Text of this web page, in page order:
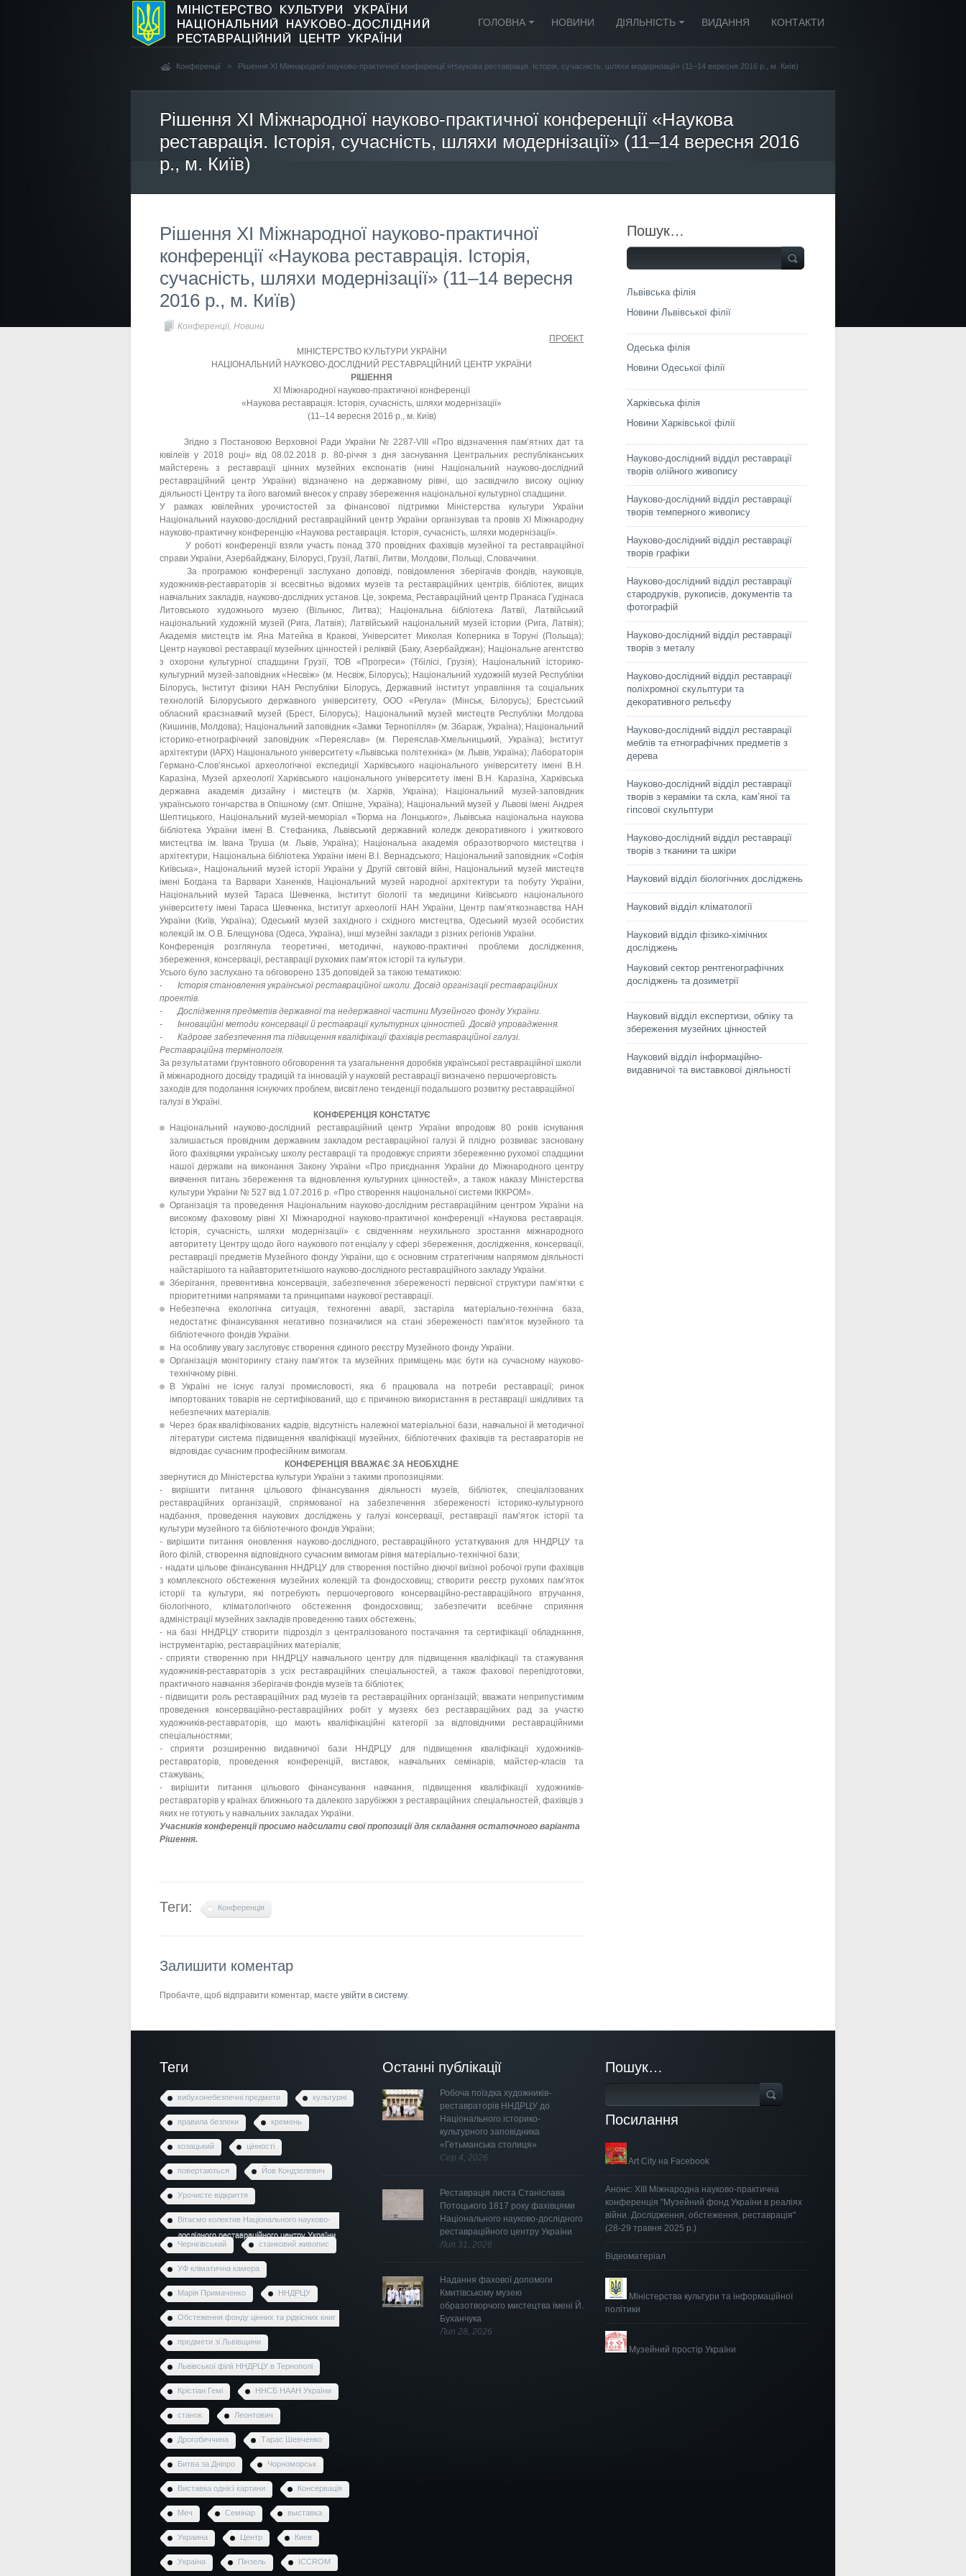
ГОЛОВНА НОВИНИ ДІЯЛЬНІСТЬ ВИДАННЯ КОНТАКТИ
Конференції > Рішення ХІ Міжнародної науково-практичної конференції «Наукова реставрація. Історія, сучасність, шляхи модернізації» (11–14 вересня 2016 р., м. Київ)
Рішення ХІ Міжнародної науково-практичної конференції «Наукова
реставрація. Історія, сучасність, шляхи модернізації» (11–14 вересня 2016
р., м. Київ)
Рішення ХІ Міжнародної науково-практичної
конференції «Наукова реставрація. Історія,
сучасність, шляхи модернізації» (11–14 вересня
2016 р., м. Київ)
Конференції, Новини
ПРОЕКТ
МІНІСТЕРСТВО КУЛЬТУРИ УКРАЇНИ
НАЦІОНАЛЬНИЙ НАУКОВО-ДОСЛІДНИЙ РЕСТАВРАЦІЙНИЙ ЦЕНТР УКРАЇНИ
РІШЕННЯ
ХІ Міжнародної науково-практичної конференції
«Наукова реставрація. Історія, сучасність, шляхи модернізації»
(11–14 вересня 2016 р., м. Київ)
Згідно з Постановою Верховної Ради України № 2287-VIII «Про відзначення пам’ятних дат та
ювілеїв у 2018 році» від 08.02.2018 р. 80-річчя з дня заснування Центральних республіканських
майстерень з реставрації цінних музейних експонатів (нині Національний науково-дослідний
реставраційний центр України) відзначено на державному рівні, що засвідчило високу оцінку
діяльності Центру та його вагомий внесок у справу збереження національної культурної спадщини.
У рамках ювілейних урочистостей за фінансової підтримки Міністерства культури України
Національний науково-дослідний реставраційний центр України організував та провів ХІ Міжнародну
науково-практичну конференцію «Наукова реставрація. Історія, сучасність, шляхи модернізації».
У роботі конференції взяли участь понад 370 провідних фахівців музейної та реставраційної
справи України, Азербайджану, Білорусі, Грузії, Латвії, Литви, Молдови, Польщі, Словаччини.
За програмою конференції заслухано доповіді, повідомлення зберігачів фондів, науковців,
художників-реставраторів зі всесвітньо відомих музеїв та реставраційних центрів, бібліотек, вищих
навчальних закладів, науково-дослідних установ. Це, зокрема, Реставраційний центр Пранаса Гудінаса
Литовського художнього музею (Вільнюс, Литва); Національна бібліотека Латвії, Латвійський
національний художній музей (Рига, Латвія); Латвійський національний музей істории (Рига, Латвія);
Академія мистецтв ім. Яна Матейка в Кракові, Університет Миколая Коперника в Торуні (Польща);
Центр наукової реставрації музейних цінностей і реліквій (Баку, Азербайджан); Національне агентство
з охорони культурної спадщини Грузії, ТОВ «Прогреси» (Тбілісі, Грузія); Національний історико-
культурний музей-заповідник «Несвіж» (м. Несвіж, Білорусь); Національний художній музей Республіки
Білорусь, Інститут фізики НАН Республіки Білорусь, Державний інститут управління та соціальних
технологій Білоруського державного університету, ООО «Регула» (Мінськ, Білорусь); Брестський
обласний краєзнавчий музей (Брест, Білорусь); Національний музей мистецтв Республіки Молдова
(Кишинів, Молдова); Національний заповідник «Замки Тернопілля» (м. Збараж, Україна); Національний
історико-етнографічний заповідник «Переяслав» (м. Переяслав-Хмельницький, Україна); Інститут
архітектури (ІАРХ) Національного університету «Львівська політехніка» (м. Львів, Україна); Лабораторія
Германо-Слов’янської археологічної експедиції Харківського національного університету імені В.Н.
Каразіна, Музей археології Харківського національного університету імені В.Н. Каразіна, Харківська
державна академія дизайну і мистецтв (м. Харків, Україна); Національний музей-заповідник
українського гончарства в Опішному (смт. Опішне, Україна); Національний музей у Львові імені Андрея
Шептицького, Національний музей-меморіал «Тюрма на Лонцького», Львівська національна наукова
бібліотека України імені В. Стефаника, Львівський державний коледж декоративного і ужиткового
мистецтва ім. Івана Труша (м. Львів, Україна); Національна академія образотворчого мистецтва і
архітектури, Національна бібліотека України імені В.І. Вернадського; Національний заповідник «Софія
Київська», Національний музей історії України у Другій світовій війні, Національний музей мистецтв
імені Богдана та Варвари Ханенків, Національний музей народної архітектури та побуту України,
Національний музей Тараса Шевченка, Інститут біології та медицини Київського національного
університету імені Тараса Шевченка, Інститут археології НАН України, Центр пам’яткознавства НАН
України (Київ, Україна); Одеський музей західного і східного мистецтва, Одеський музей особистих
колекцій ім. О.В. Блещунова (Одеса, Україна), інші музейні заклади з різних регіонів України.
Конференція розглянула теоретичні, методичні, науково-практичні проблеми дослідження,
збереження, консервації, реставрації рухомих пам’яток історії та культури.
Усього було заслухано та обговорено 135 доповідей за такою тематикою:
- Історія становлення української реставраційної школи. Досвід організації реставраційних
проектів.
-Дослідження предметів державної та недержавної частини Музейного фонду України.
- Інноваційні методи консервації й реставрації культурних цінностей. Досвід упровадження.
- Кадрове забезпечення та підвищення кваліфікації фахівців реставраційної галузі.
Реставраційна термінологія.
За результатами ґрунтовного обговорення та узагальнення доробків української реставраційної школи
й міжнародного досвіду традицій та інновацій у науковій реставрації визначено першочерговість
заходів для подолання існуючих проблем, висвітлено тенденції подальшого розвитку реставраційної
галузі в Україні.
КОНФЕРЕНЦІЯ КОНСТАТУЄ
Національний науково-дослідний реставраційний центр України впродовж 80 років існування
залишається провідним державним закладом реставраційної галузі й плідно розвиває засновану
його фахівцями українську школу реставрації та продовжує сприяти збереженню рухомої спадщини
нашої держави на виконання Закону України «Про приєднання України до Міжнародного центру
вивчення питань збереження та відновлення культурних цінностей», а також наказу Міністерства
культури України № 527 від 1.07.2016 р. «Про створення національної системи ІККРОМ».
Організація та проведення Національним науково-дослідним реставраційним центром України на
високому фаховому рівні ХІ Міжнародної науково-практичної конференції «Наукова реставрація.
Історія, сучасність, шляхи модернізації» є свідченням неухильного зростання міжнародного
авторитету Центру щодо його наукового потенціалу у сфері збереження, дослідження, консервації,
реставрації предметів Музейного фонду України, що є основним стратегічним напрямом діяльності
найстарішого та найавторитетнішого науково-дослідного реставраційного закладу України.
Зберігання, превентивна консервація, забезпечення збереженості первісної структури пам’ятки є
пріоритетними напрямами та принципами наукової реставрації.
Небезпечна екологічна ситуація, техногенні аварії, застаріла матеріально-технічна база,
недостатнє фінансування негативно позначилися на стані збереженості пам’яток музейного та
бібліотечного фондів України.
На особливу увагу заслуговує створення єдиного реєстру Музейного фонду України.
Організація моніторингу стану пам’яток та музейних приміщень має бути на сучасному науково-
технічному рівні.
В Україні не існує галузі промисловості, яка б працювала на потреби реставрації; ринок
імпортованих товарів не сертифікований, що є причиною використання в реставрації шкідливих та
небезпечних матеріалів.
Через брак кваліфікованих кадрів, відсутність належної матеріальної бази, навчальної й методичної
літератури система підвищення кваліфікації музейних, бібліотечних фахівців та реставраторів не
відповідає сучасним професійним вимогам.
КОНФЕРЕНЦІЯ ВВАЖАЄ ЗА НЕОБХІДНЕ
звернутися до Міністерства культури України з такими пропозиціями:
- вирішити питання цільового фінансування діяльності музеїв, бібліотек, спеціалізованих
реставраційних організацій, спрямованої на забезпечення збереженості історико-культурного
надбання, проведення наукових досліджень у галузі консервації, реставрації пам’яток історії та
культури музейного та бібліотечного фондів України;
- вирішити питання оновлення науково-дослідного, реставраційного устаткування для ННДРЦУ та
його філій, створення відповідного сучасним вимогам рівня матеріально-технічної бази;
- надати цільове фінансування ННДРЦУ для створення постійно діючої виїзної робочої групи фахівців
з комплексного обстеження музейних колекцій та фондосховищ; створити реєстр рухомих пам’яток
історії та культури, які потребують першочергового консерваційно-реставраційного втручання,
біологічного, кліматологічного обстеження фондосховищ; забезпечити всебічне сприяння
адміністрації музейних закладів проведенню таких обстежень;
- на базі ННДРЦУ створити підрозділ з централізованого постачання та сертифікації обладнання,
інструментарію, реставраційних матеріалів;
- сприяти створенню при ННДРЦУ навчального центру для підвищення кваліфікації та стажування
художників-реставраторів з усіх реставраційних спеціальностей, а також фахової перепідготовки,
практичного навчання зберігачів фондів музеїв та бібліотек;
- підвищити роль реставраційних рад музеїв та реставраційних організацій; вважати неприпустимим
проведення консерваційно-реставраційних робіт у музеях без реставраційних рад за участю
художників-реставраторів, що мають кваліфікаційні категорії за відповідними реставраційними
спеціальностями;
- сприяти розширенню видавничої бази ННДРЦУ для підвищення кваліфікації художників-
реставраторів, проведення конференцій, виставок, навчальних семінарів, майстер-класів та
стажувань;
- вирішити питання цільового фінансування навчання, підвищення кваліфікації художників-
реставраторів у країнах ближнього та далекого зарубіжжя з реставраційних спеціальностей, фахівців з
яких не готують у навчальних закладах України.
Учасників конференції просимо надсилати свої пропозиції для складання остаточного варіанта
Рішення.
Теги: Конференція
Залишити коментар
Пробачте, щоб відправити коментар, маєте увійти в систему.
Пошук…
Львівська філія
Новини Львівської філії
Одеська філія
Новини Одеської філії
Харківська філія
Новини Харківської філії
Науково-дослідний відділ реставрації
творів олійного живопису
Науково-дослідний відділ реставрації
творів темперного живопису
Науково-дослідний відділ реставрації
творів графіки
Науково-дослідний відділ реставрації
стародруків, рукописів, документів та
фотографій
Науково-дослідний відділ реставрації
творів з металу
Науково-дослідний відділ реставрації
поліхромної скульптури та
декоративного рельєфу
Науково-дослідний відділ реставрації
меблів та етнографічних предметів з
дерева
Науково-дослідний відділ реставрації
творів з кераміки та скла, кам’яної та
гіпсової скульптури
Науково-дослідний відділ реставрації
творів з тканини та шкіри
Науковий відділ біологічних досліджень
Науковий відділ кліматології
Науковий відділ фізико-хімічних
досліджень
Науковий сектор рентгенографічних
досліджень та дозиметрії
Науковий відділ експертизи, обліку та
збереження музейних цінностей
Науковий відділ інформаційно-
видавничої та виставкової діяльності
Теги
вибухонебезпечні предмети культурні
правила безпеки кремень
козацький цінності
повертаються Йов Кондзелевич
Урочисте відкриття
Вітаємо колектив Національного науково-
дослідного реставраційного центру України
Чернігівський
станковий живопис
УФ кліматична камера
Марія Примаченко ННДРЦУ
Обстеження фонду цінних та рідкісних книг
предмети зі Львівщини
Львівської філії ННДРЦУ в Тернополі
Крістіан Гемі ННСБ НААН України
станок Леонтович
Дрогобиччина Тарас Шевченко
Битва за Дніпро Чорноморськ
Виставка однієї картини Консервація
Меч Семінар выставка
Украина Центр Киев
Україна Пінзель ICCROM
Останні публікації
Робоча поїздка художників-
реставраторів ННДРЦУ до
Національного історико-
культурного заповідника
«Гетьманська столиця»
Сер 4, 2026
Реставрація листа Станіслава
Потоцького 1817 року фахівцями
Національного науково-дослідного
реставраційного центру України
Лип 31, 2026
Надання фахової допомоги
Кмитівському музею
образотворчого мистецтва імені Й.
Буханчука
Лип 28, 2026
Пошук…
Посилання
Art City на Facebook
Анонс: ХІІІ Міжнародна науково-практична
конференція "Музейний фонд України в реаліях
війни. Дослідження, обстеження, реставрація"
(28-29 травня 2025 р.)
Відеоматеріал
Міністерства культури та інформаційної
політики
Музейний простір України